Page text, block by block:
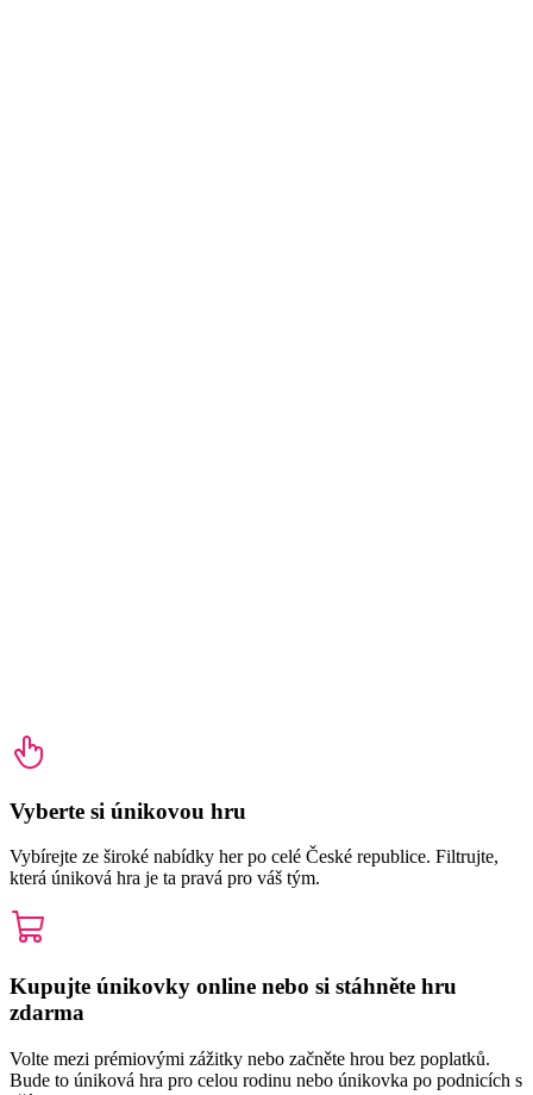
Vyberte si únikovou hru
Vybírejte ze široké nabídky her po celé České republice. Filtrujte,
která úniková hra je ta pravá pro váš tým.
Kupujte únikovky online nebo si stáhněte hru
zdarma
Volte mezi prémiovými zážitky nebo začněte hrou bez poplatků.
Bude to úniková hra pro celou rodinu nebo únikovka po podnicích s